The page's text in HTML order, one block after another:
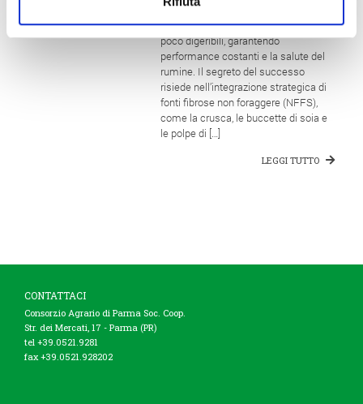
possibile superare i limiti dei foraggi
tradizionali, spesso variabili e talvolta
poco digeribili, garantendo
performance costanti e la salute del
rumine. Il segreto del successo
risiede nell’integrazione strategica di
fonti fibrose non foraggere (NFFS),
come la crusca, le buccette di soia e
le polpe di […]
LEGGI TUTTO
CONTATTACI
Consorzio Agrario di Parma Soc. Coop.
Str. dei Mercati, 17 - Parma (PR)
tel +39.0521.9281
fax +39.0521.928202